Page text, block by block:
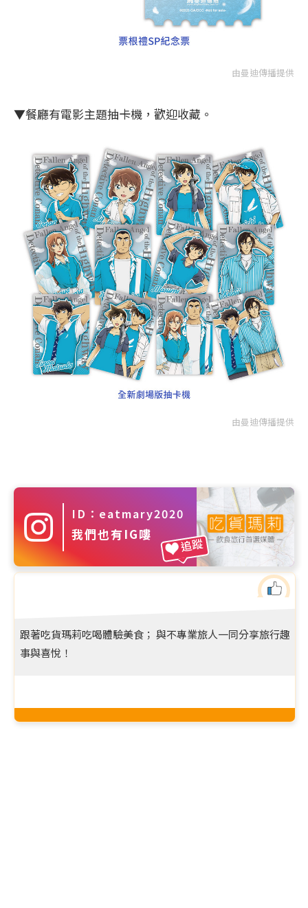
由曼迪傳播提供
▼餐廳有電影主題抽卡機，歡迎收藏。
由曼迪傳播提供
ID：eatmary2020
我們也有IG嘍
追蹤
跟著吃貨瑪莉吃喝體驗美食； 與不專業旅人一同分享旅行趣
事與喜悅！